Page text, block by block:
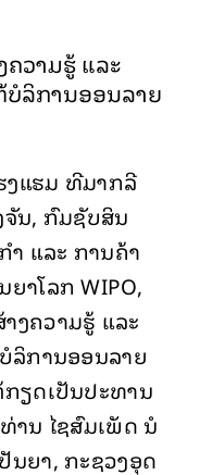
ວາມຮູ້ ແລະ
ບໍລິການອອນລາຍ
ງແຮມ ທີມາກລີ
ຈັນ, ກົມຊັບສິນ
ແລະ ການຄ້າ
າໂລກ WIPO,
ງຄວາມຮູ້ ແລະ
ລິການອອນລາຍ
ຽດເປັນປະທານ
ານ ໄຊສົມເພັດ ນໍ
ຍາ, ກະຊວງອຸດ